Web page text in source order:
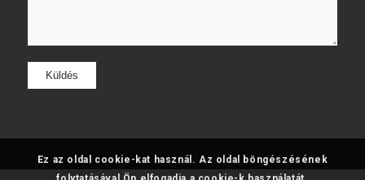
Ez az oldal cookie-kat használ. Az oldal böngészésének